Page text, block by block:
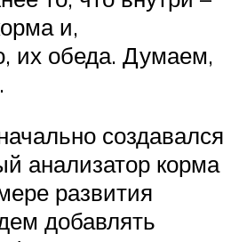
и,
их обеда. Думаем,
создавался
анализатор корма
развития
добавлять